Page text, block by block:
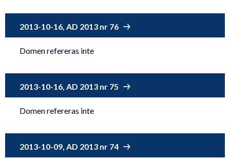
2013-10-16, AD 2013 nr 76
Domen refereras inte
2013-10-16, AD 2013 nr 75
Domen refereras inte
2013-10-09, AD 2013 nr 74